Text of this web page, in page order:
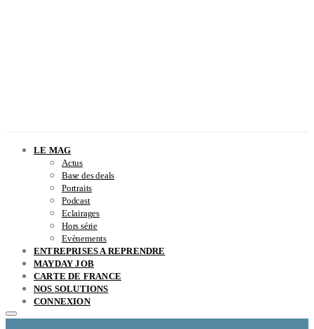
LE MAG
Actus
Base des deals
Portraits
Podcast
Eclairages
Hors série
Evènements
ENTREPRISES A REPRENDRE
MAYDAY JOB
CARTE DE FRANCE
NOS SOLUTIONS
CONNEXION